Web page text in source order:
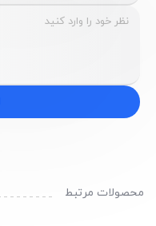
محصولات مرتبط